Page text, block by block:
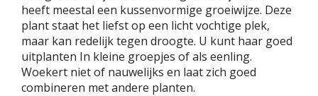
heeft meestal een kussenvormige groeiwijze. Deze
plant staat het liefst op een licht vochtige plek,
maar kan redelijk tegen droogte. U kunt haar goed
uitplanten In kleine groepjes of als eenling.
Woekert niet of nauwelijks en laat zich goed
combineren met andere planten.